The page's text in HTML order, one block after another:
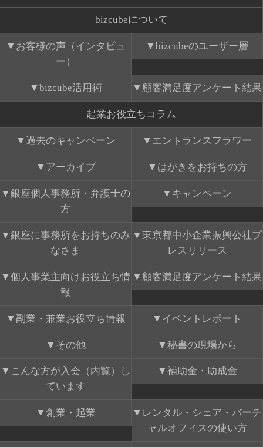
bizcubeについて
お客様の声（インタビュ
ー）
bizcubeのユーザー層
bizcube活用術 顧客満足度アンケート結果
起業お役立ちコラム
過去のキャンペーン エントランスフラワー
アーカイブ はがきをお持ちの方
銀座個人事務所・弁護士の
方
キャンペーン
銀座に事務所をお持ちのみ
なさま
東京都中小企業振興公社プ
レスリリース
個人事業主向けお役立ち情
報
顧客満足度アンケート結果
副業・兼業お役立ち情報 イベントレポート
その他 秘書の現場から
こんな方が入会（内覧）し
ています
補助金・助成金
創業・起業
レンタル・シェア・バーチ
ャルオフィスの使い方